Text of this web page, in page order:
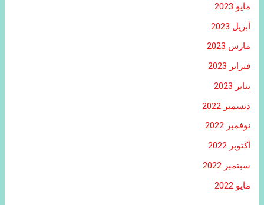
مايو 2023
أبريل 2023
مارس 2023
فبراير 2023
يناير 2023
ديسمبر 2022
نوفمبر 2022
أكتوبر 2022
سبتمبر 2022
مايو 2022